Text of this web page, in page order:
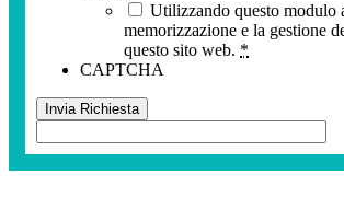
Utilizzando questo modulo
memorizzazione e la gestione
questo sito web. *
CAPTCHA